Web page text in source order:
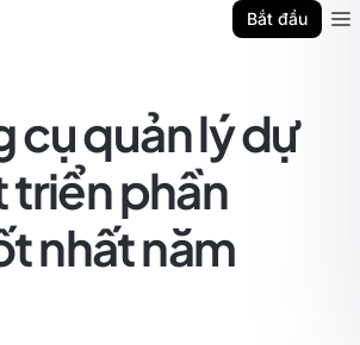
Bắt đầu
cụ quản lý dự
triển phần
nhất năm